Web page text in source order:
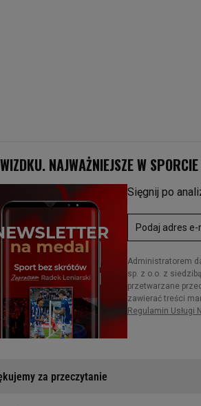
za przeczytanie